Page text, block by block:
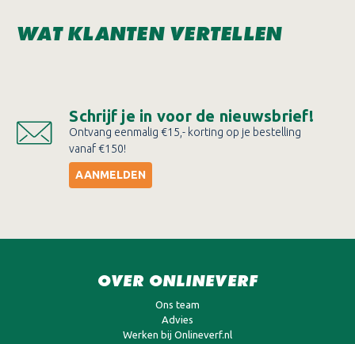
WAT KLANTEN VERTELLEN
Schrijf je in voor de nieuwsbrief!
Ontvang eenmalig €15,- korting op je bestelling
vanaf €150!
AANMELDEN
OVER ONLINEVERF
Ons team
Advies
Werken bij Onlineverf.nl